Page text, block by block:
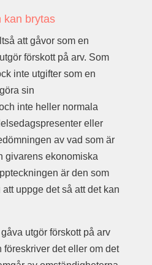
kan brytas
att gåvor som en
förskott på arv. Som
inte utgifter som en
sin
inte heller normala
eller
av vad som är
givarens ekonomiska
är den som
uppge det så att det kan
utgör förskott på arv
föreskriver det eller om det